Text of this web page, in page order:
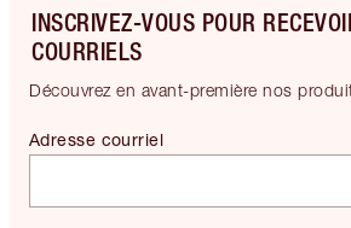
INSCRIVEZ-VOUS POUR
COURRIELS
Découvrez en avant-première nos
Adresse courriel